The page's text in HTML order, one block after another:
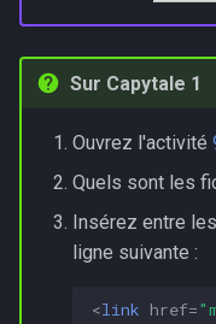
Sur Capytale 1
Ouvrez l'activité
Quels sont les
Insérez entre
ligne suivante :
<link href=